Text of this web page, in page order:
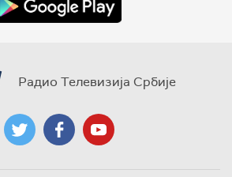
Радио Телевизија Србије